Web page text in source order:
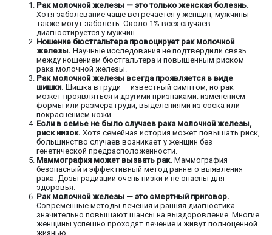
Рак молочной железы — это только женская болезнь.
Хотя заболевание чаще встречается у женщин, мужчины
также могут заболеть. Около 1% всех случаев
диагностируется у мужчин.
Ношение бюстгальтера провоцирует рак молочной
железы. Научные исследования не подтвердили связь
между ношением бюстгальтера и повышенным риском
рака молочной железы.
Рак молочной железы всегда проявляется в виде
шишки. Шишка в груди — известный симптом, но рак
может проявляться и другими признаками: изменением
формы или размера груди, выделениями из соска или
покраснением кожи.
Если в семье не было случаев рака молочной железы,
риск низок. Хотя семейная история может повышать риск,
большинство случаев возникает у женщин без
генетической предрасположенности.
Маммография может вызвать рак. Маммография —
безопасный и эффективный метод раннего выявления
рака. Дозы радиации очень низки и не опасны для
здоровья.
Рак молочной железы — это смертный приговор.
Современные методы лечения и ранняя диагностика
значительно повышают шансы на выздоровление. Многие
женщины успешно проходят лечение и живут полноценной
жизнью.